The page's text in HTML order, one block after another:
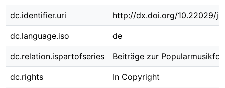
dc.identifier.uri http://dx.doi.org/10.22029/
dc.language.iso de
dc.relation.ispartofseries Beiträge zur
dc.rights In Copyright